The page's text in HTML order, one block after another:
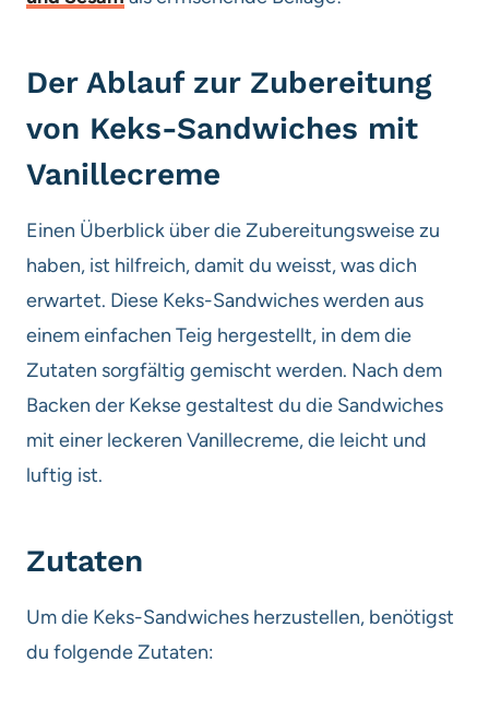
Der Ablauf zur Zubereitung
von Keks-Sandwiches mit
Vanillecreme
Einen Überblick über die Zubereitungsweise zu
haben, ist hilfreich, damit du weisst, was dich
erwartet. Diese Keks-Sandwiches werden aus
einem einfachen Teig hergestellt, in dem die
Zutaten sorgfältig gemischt werden. Nach dem
Backen der Kekse gestaltest du die Sandwiches
mit einer leckeren Vanillecreme, die leicht und
luftig ist.
Zutaten
Um die Keks-Sandwiches herzustellen, benötigst
du folgende Zutaten: